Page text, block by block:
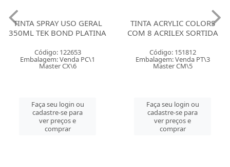
TINTA SPRAY USO GERAL
350ML TEK BOND PLATINA
Código: 122653
Embalagem: Venda PC\1
Master CX\6
Faça seu login ou
cadastre-se para
ver preços e
comprar
TINTA ACRYLIC COLORS
COM 8 ACRILEX SORTIDA
Código: 151812
Embalagem: Venda PT\3
Master CM\5
Faça seu login ou
cadastre-se para
ver preços e
comprar